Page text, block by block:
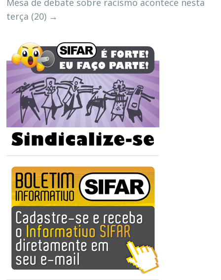
Mesa de debate sobre racismo acontece nesta
terça (20) →